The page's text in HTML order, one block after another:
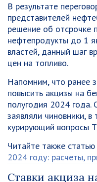
В результате
представителей
решение об отсрочке
нефтепродукты до 1
властей, данный шаг
цен на топливо.
Напомним, что ранее
повысить акцизы на
полугодия 2024
заявляли чиновники,
курирующий вопросы
Читайте также
2024 году: расчеты,
Ставки акциза